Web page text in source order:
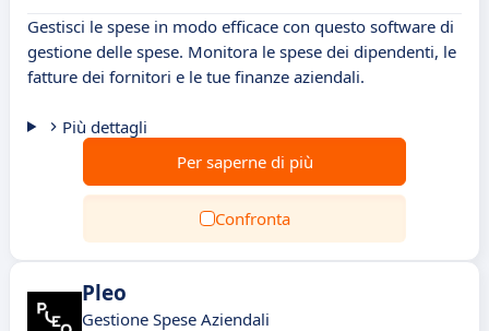
Gestisci le spese in modo efficace con questo software di
gestione delle spese. Monitora le spese dei dipendenti, le
fatture dei fornitori e le tue finanze aziendali.
Più dettagli
Per saperne di più
Confronta
Pleo
Gestione Spese Aziendali